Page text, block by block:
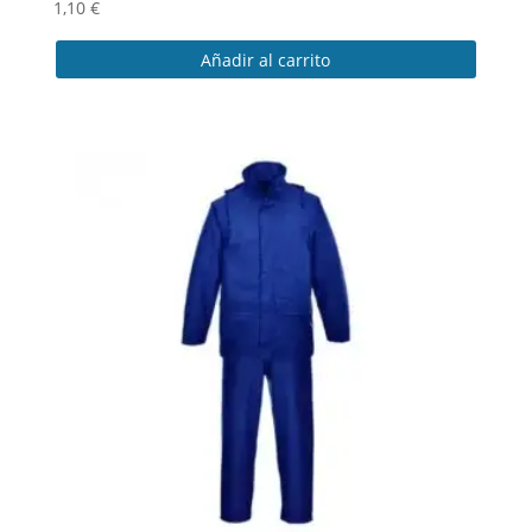
1,10 €
Añadir al carrito